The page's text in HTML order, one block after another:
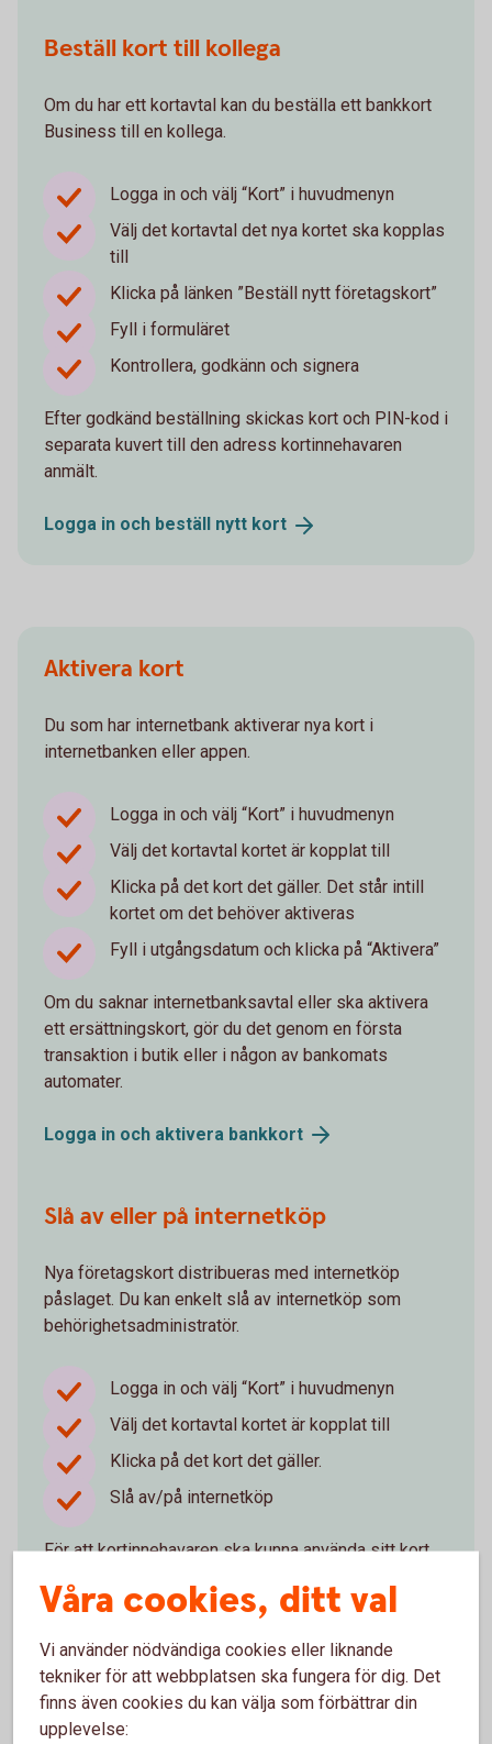
Beställ kort till kollega
Om du har ett kortavtal kan du beställa ett bankkort
Business till en kollega.
Logga in och välj “Kort” i huvudmenyn
Välj det kortavtal det nya kortet ska kopplas
till
Klicka på länken ”Beställ nytt företagskort”
Fyll i formuläret
Kontrollera, godkänn och signera
Efter godkänd beställning skickas kort och PIN-kod i
separata kuvert till den adress kortinnehavaren
anmält.
Logga in och beställ nytt kort
Aktivera kort
Du som har internetbank aktiverar nya kort i
internetbanken eller appen.
Logga in och välj “Kort” i huvudmenyn
Välj det kortavtal kortet är kopplat till
Klicka på det kort det gäller. Det står intill
kortet om det behöver aktiveras
Fyll i utgångsdatum och klicka på “Aktivera”
Om du saknar internetbanksavtal eller ska aktivera
ett ersättningskort, gör du det genom en första
transaktion i butik eller i någon av bankomats
automater.
Logga in och aktivera bankkort
Slå av eller på internetköp
Nya företagskort distribueras med internetköp
påslaget. Du kan enkelt slå av internetköp som
behörighetsadministratör.
Logga in och välj “Kort” i huvudmenyn
Välj det kortavtal kortet är kopplat till
Klicka på det kort det gäller.
Slå av/på internetköp
För att kortinnehavaren ska kunna använda sitt kort
Våra cookies, ditt val
Vi använder nödvändiga cookies eller liknande
tekniker för att webbplatsen ska fungera för dig. Det
finns även cookies du kan välja som förbättrar din
upplevelse: